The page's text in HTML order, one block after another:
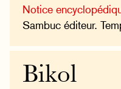
Notice
Sambuc éditeur.
Bikol